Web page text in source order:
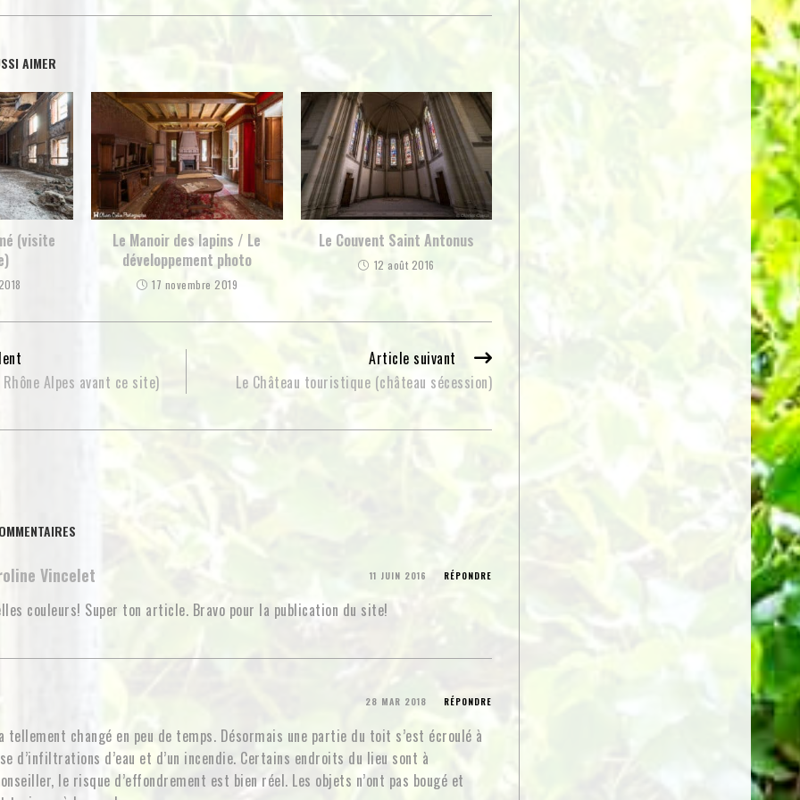
AIMER
(visite
Le Manoir des lapins / Le
développement photo
17 novembre 2019
Le Couvent Saint Antonus
12 août 2016
Alpes avant ce site)
Article suivant
Le Château touristique (château sécession)
Vincelet 11 JUIN 2016 RÉPONDRE
couleurs! Super ton article. Bravo pour la publication du site!
28 MAR 2018 RÉPONDRE
tellement changé en peu de temps. Désormais une partie du toit s’est écroulé à
d’infiltrations d’eau et d’un incendie. Certains endroits du lieu sont à
le risque d’effondrement est bien réel. Les objets n’ont pas bougé et